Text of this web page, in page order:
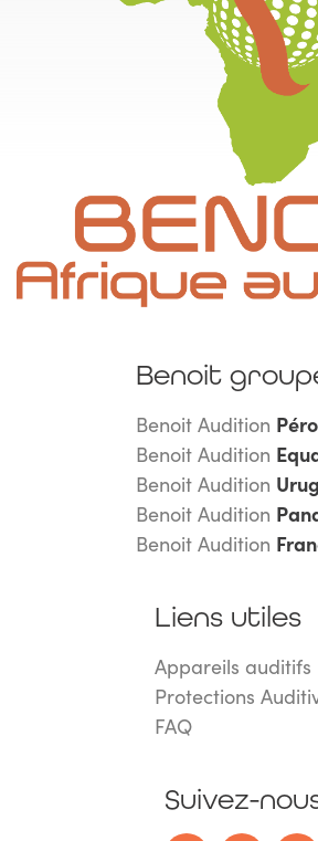
Benoit
Benoit Audition
Benoit Audition
Benoit Audition
Benoit Audition
Benoit Audition
Liens utiles
Appareils auditifs
Protections
FAQ
Suivez-